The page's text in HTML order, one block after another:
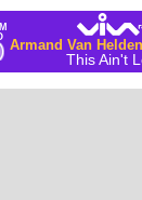
This Ain't